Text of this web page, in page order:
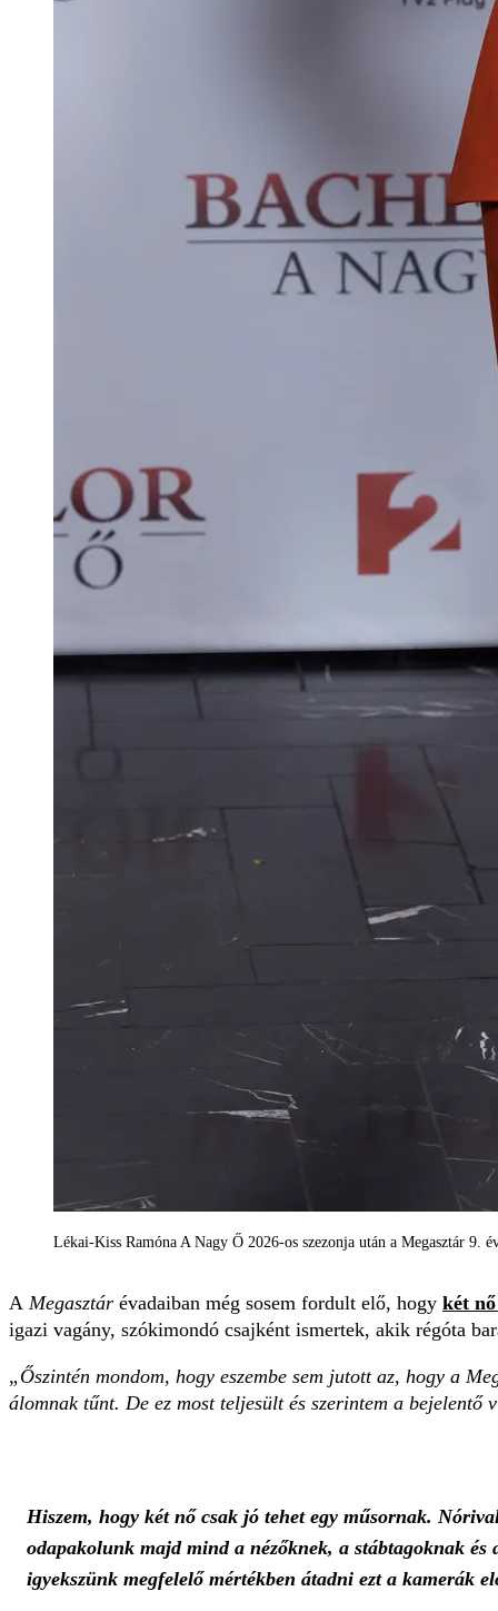
Lékai-Kiss Ramóna A Nagy Ő 2026-os szezonja után a Megasztár 9.
A Megasztár évadaiban még sosem fordult elő, hogy két
igazi vagány, szókimondó csajként ismertek, akik régóta
„Őszintén mondom, hogy eszembe sem jutott az, hogy a
álomnak tűnt. De ez most teljesült és szerintem a
Hiszem, hogy két nő csak jó tehet egy műsornak.
odapakolunk majd mind a nézőknek, a stábtagoknak
igyekszünk megfelelő mértékben átadni ezt a kamerák